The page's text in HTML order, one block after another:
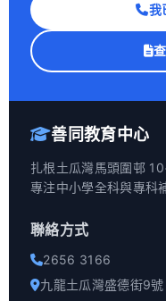
我
善同教育中心
扎根土瓜灣馬頭圍邨
專注中小學全科與專科
聯絡方式
2656 3166
九龍土瓜灣盛德街9